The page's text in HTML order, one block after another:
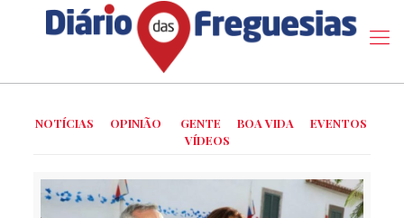
NOTÍCIAS OPINIÃO GENTE BOA VIDA
EVENTOS
VÍDEOS